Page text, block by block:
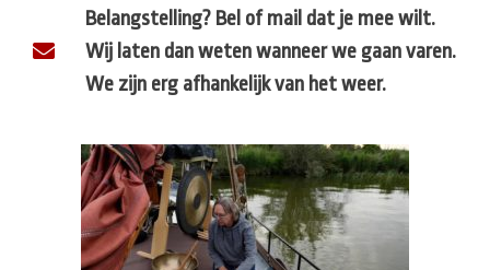
Belangstelling? Bel of mail dat je mee wilt.
Wij laten dan weten wanneer we gaan varen.
We zijn erg afhankelijk van het weer.